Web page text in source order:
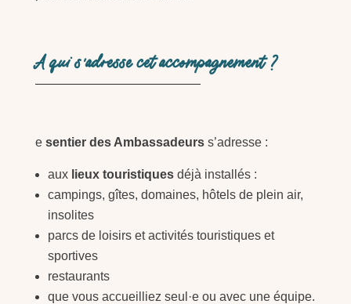
A qui s’adresse cet accompagnement ?
e sentier des Ambassadeurss’adresse :
aux lieux touristiquesdéjà installés :
campings, gîtes, domaines, hôtels de plein air,
insolites
parcs de loisirs et activités touristiques et
sportives
restaurants
que vous accueilliez seul·e ou avec une équipe.